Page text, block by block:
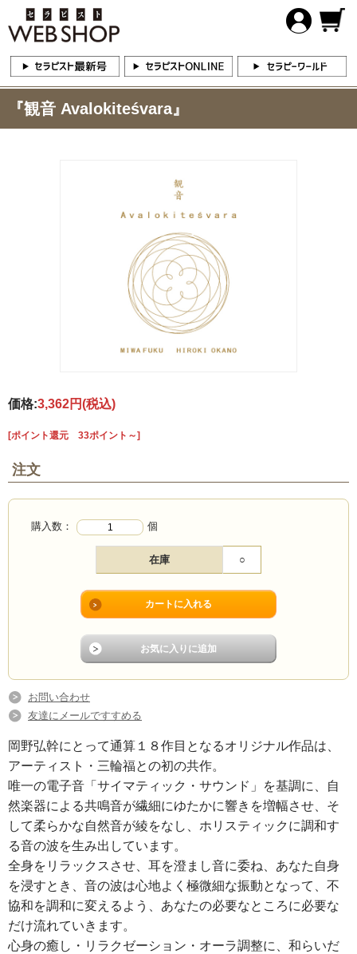
『観音 Avalokiteśvara』
価格:3,362円(税込)
[ポイント還元 33ポイント～]
注文
購入数： 個
在庫 ○
お問い合わせ
友達にメールですすめる
岡野弘幹にとって通算１８作目となるオリジナル作品は、
アーティスト・三輪福との初の共作。
唯一の電子音「サイマティック・サウンド」を基調に、自
然楽器による共鳴音が繊細にゆたかに響きを増幅させ、そ
して柔らかな自然音が綾をなし、ホリスティックに調和す
る音の波を生み出しています。
全身をリラックスさせ、耳を澄まし音に委ね、あなた自身
を浸すとき、音の波は心地よく極微細な振動となって、不
協和を調和に変えるよう、あなたの必要なところに必要な
だけ流れていきます。
心身の癒し・リラクゼーション・オーラ調整に、和らいだ